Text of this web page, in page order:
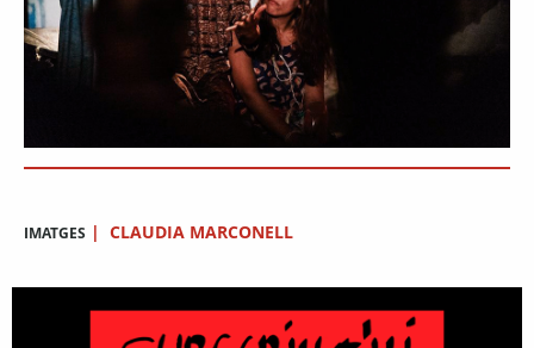
IMATGES | CLAUDIA MARCONELL